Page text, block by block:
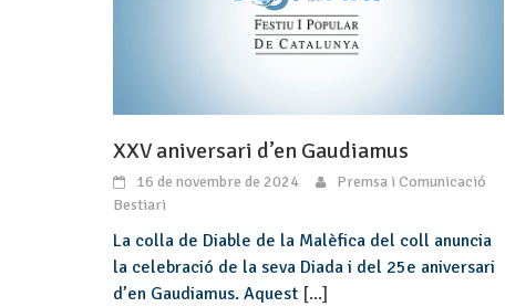
XXV aniversari d’en Gaudiamus
16 de novembre de 2024
Premsa i Comunicació
Bestiari
La colla de Diable de la Malèfica del coll anuncia
la celebració de la seva Diada i del 25e aniversari
d’en Gaudiamus. Aquest [...]